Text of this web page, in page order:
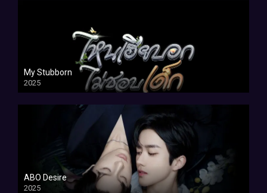
My Stubborn
2025
ABO Desire
2025